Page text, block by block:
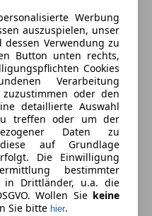
Werbung
auszuspielen, unser
Verwendung zu
Button unten rechts,
Cookies
Verarbeitung
zuzustimmen oder den
detaillierte Auswahl
treffen oder um der
Daten zu
auf Grundlage
Die Einwilligung
bestimmter
in Drittländer, u.a. die
Wollen Sie keine
Sie bitte hier.